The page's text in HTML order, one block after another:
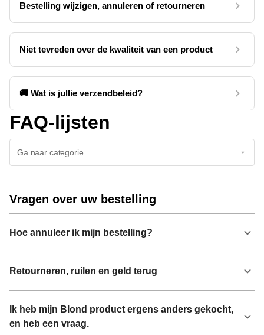
Bestelling wijzigen, annuleren of retourneren
Niet tevreden over de kwaliteit van een product
🚚 Wat is jullie verzendbeleid?
FAQ-lijsten
Vragen over uw bestelling
Hoe annuleer ik mijn bestelling?
Retourneren, ruilen en geld terug
Ik heb mijn Blond product ergens anders gekocht,
en heb een vraag.